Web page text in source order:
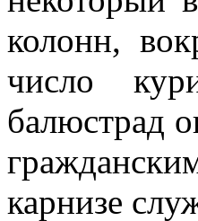
колонн,
число
балюстрад
карнизе